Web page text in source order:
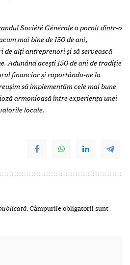
Société Générale a pornit dintr-o
mai bine de 150 de ani,
de alți antreprenori și să servească
Adunând aceşti 150 de ani de tradiţie
financiar şi raportându-ne la
să implementăm cele mai bune
armonioasă între experienţa unei
locale.
Câmpurile obligatorii sunt